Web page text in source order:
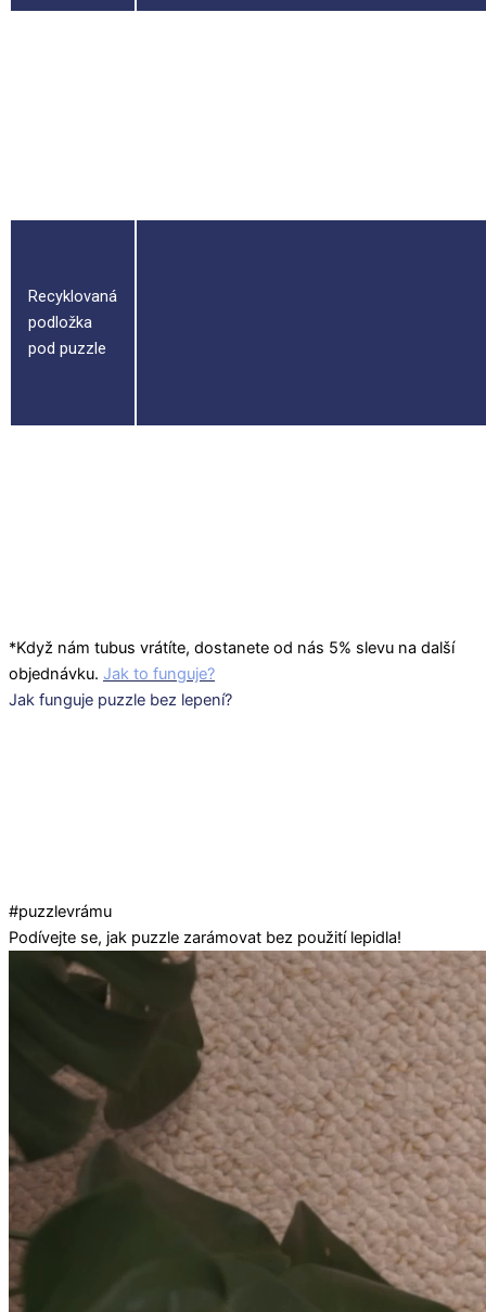
Recyklovaná
podložka
pod puzzle
*Když nám tubus vrátíte, dostanete od nás 5% slevu na další
objednávku. Jak to funguje?
Jak funguje puzzle bez lepení?
#puzzlevrámu
Podívejte se, jak puzzle zarámovat bez použití lepidla!